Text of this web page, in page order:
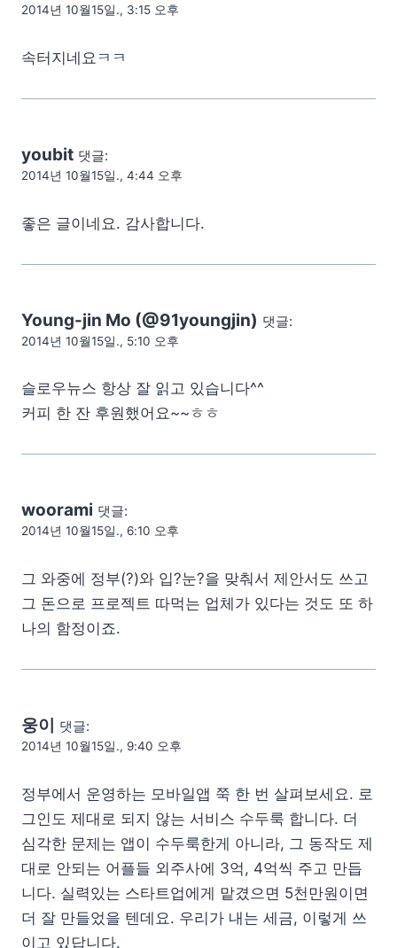
2014년 10월15일., 3:15 오후
속터지네요ㅋㅋ
youbit 댓글:
2014년 10월15일., 4:44 오후
좋은 글이네요. 감사합니다.
Young-jin Mo (@91youngjin) 댓글:
2014년 10월15일., 5:10 오후
슬로우뉴스 항상 잘 읽고 있습니다^^
커피 한 잔 후원했어요~~ㅎㅎ
woorami 댓글:
2014년 10월15일., 6:10 오후
그 와중에 정부(?)와 입?눈?을 맞춰서 제안서도 쓰고
그 돈으로 프로젝트 따먹는 업체가 있다는 것도 또 하
나의 함정이죠.
웅이 댓글:
2014년 10월15일., 9:40 오후
정부에서 운영하는 모바일앱 쭉 한 번 살펴보세요. 로
그인도 제대로 되지 않는 서비스 수두룩 합니다. 더
심각한 문제는 앱이 수두룩한게 아니라, 그 동작도 제
대로 안되는 어플들 외주사에 3억, 4억씩 주고 만듭
니다. 실력있는 스타트업에게 맡겼으면 5천만원이면
더 잘 만들었을 텐데요. 우리가 내는 세금, 이렇게 쓰
이고 있답니다.